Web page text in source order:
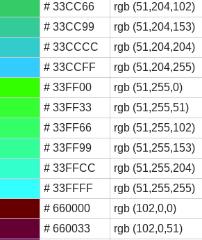
# 33CC66
rgb (51,204,102)
# 33CC99
rgb (51,204,153)
# 33CCCC
rgb (51,204,204)
# 33CCFF
rgb (51,204,255)
# 33FF00
rgb (51,255,0)
# 33FF33
rgb (51,255,51)
# 33FF66
rgb (51,255,102)
# 33FF99
rgb (51,255,153)
# 33FFCC
rgb (51,255,204)
# 33FFFF
rgb (51,255,255)
# 660000
rgb (102,0,0)
# 660033
rgb (102,0,51)